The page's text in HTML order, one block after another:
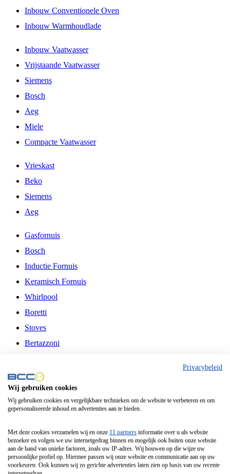
Inbouw Conventionele Oven
Inbouw Warmhoudlade
Inbouw Vaatwasser
Vrijstaande Vaatwasser
Siemens
Bosch
Aeg
Miele
Compacte Vaatwasser
Vrieskast
Beko
Siemens
Aeg
Gasfornuis
Bosch
Inductie Fornuis
Keramisch Fornuis
Whirlpool
Boretti
Stoves
Bertazzoni
Fitelli
Airfryer
Frituurpan
Contactgrill
Broodbakmachine
Broodrooster
Privacybeleid
Wij gebruiken cookies
Wij gebruiken cookies en vergelijkbare technieken om de website te verbeteren en om
gepersonaliseerde inhoud en advertenties aan te bieden.
Met deze cookies verzamelen wij en onze 11 partners informatie over u als website
bezoeker en volgen we uw internetgedrag binnen en mogelijk ook buiten onze website
aan de hand van unieke factoren, zoals uw IP-adres. Wij bouwen op die wijze uw
persoonlijke profiel op. Hiermee passen wij onze website en communicatie aan op uw
voorkeuren. Ook kunnen wij zo gerichte advertenties laten zien op basis van uw recente